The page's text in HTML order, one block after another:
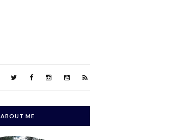
ABOUT ME